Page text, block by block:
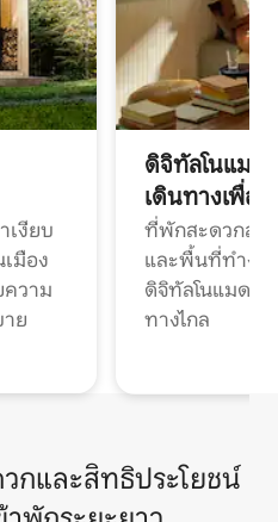
เงียบ
มือง
วาม
ย
ดิจิทัลโนแมด
เดินทางเพื่อ
ที่พักสะดวกสบ
และพื้นที่ทำงา
ดิจิทัลโนแมดแ
ทางไกล
กและสิทธิประโยชน์